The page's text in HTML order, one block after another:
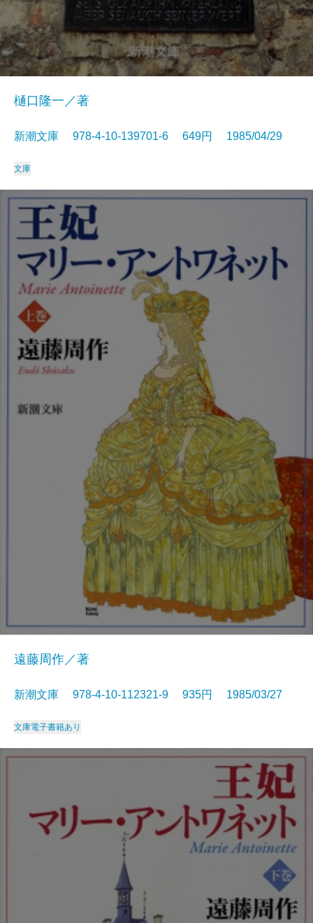
樋口隆一／著
新潮文庫 978-4-10-139701-6 649円 1985/04/29
文庫
遠藤周作／著
新潮文庫 978-4-10-112321-9 935円 1985/03/27
文庫電子書籍あり